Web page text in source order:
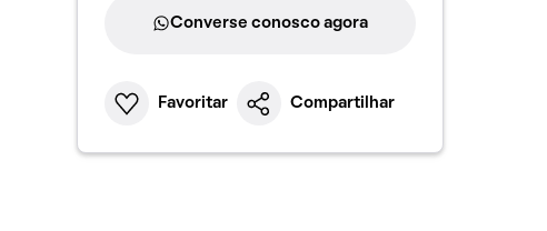
Converse conosco agora
Favoritar Compartilhar